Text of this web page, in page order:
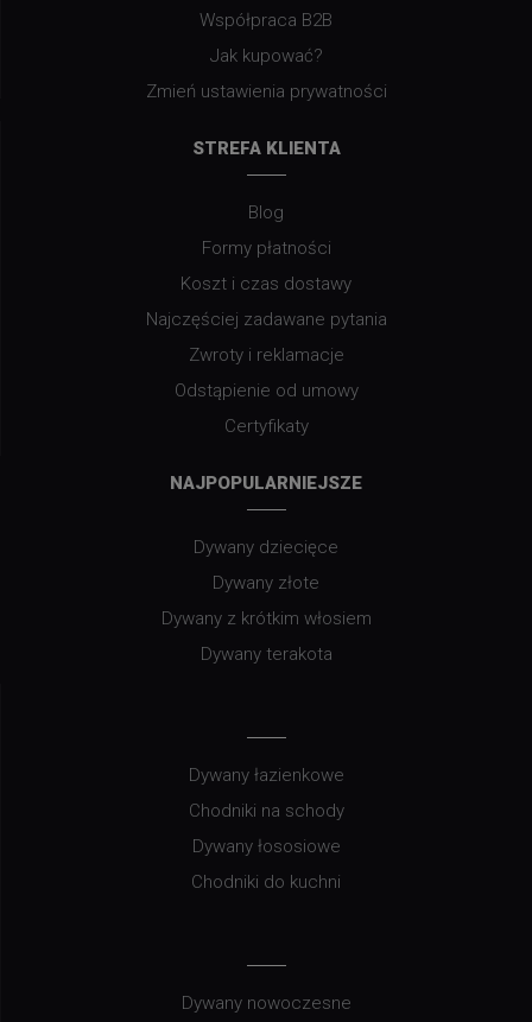
Współpraca B2B
Jak kupować?
Zmień ustawienia prywatności
STREFA KLIENTA
Blog
Formy płatności
Koszt i czas dostawy
Najczęściej zadawane pytania
Zwroty i reklamacje
Odstąpienie od umowy
Certyfikaty
NAJPOPULARNIEJSZE
Dywany dziecięce
Dywany złote
Dywany z krótkim włosiem
Dywany terakota
Dywany łazienkowe
Chodniki na schody
Dywany łososiowe
Chodniki do kuchni
Dywany nowoczesne